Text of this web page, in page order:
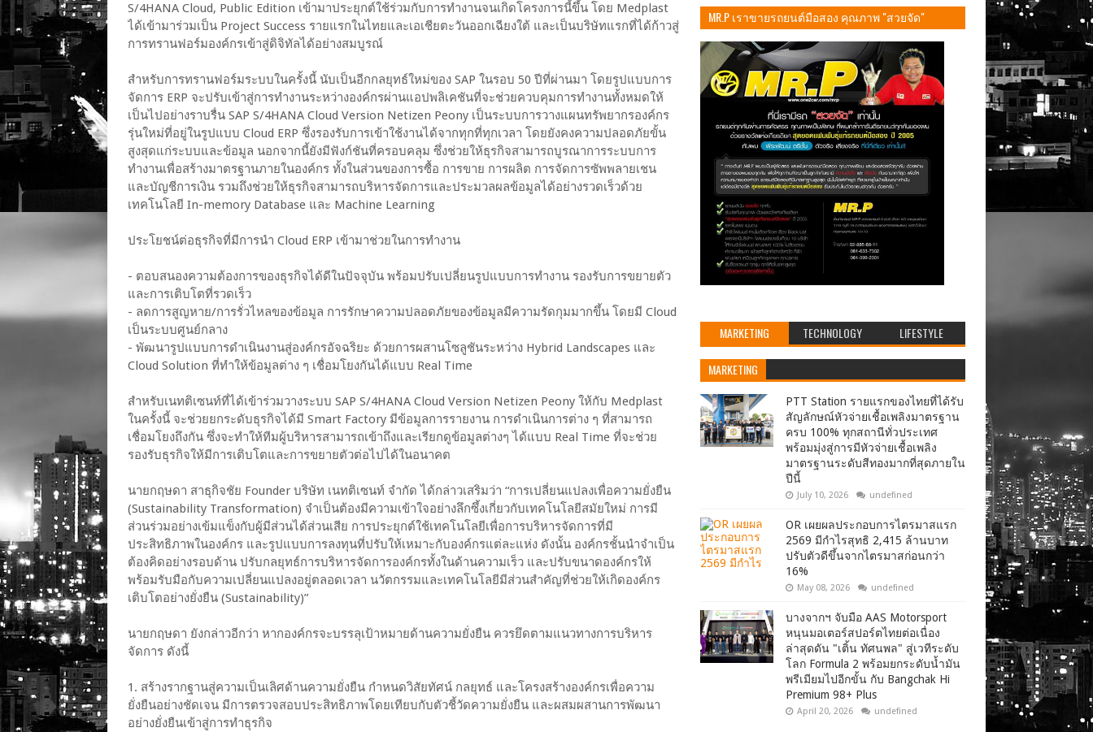
S/4HANA Cloud, Public Edition เข้ามาประยุกต์ใช้ร่วมกับการทำงานจนเกิดโครงการนี้ขึ้น โดย Medplast
ได้เข้ามาร่วมเป็น Project Success รายแรกในไทยและเอเชียตะวันออกเฉียงใต้ และเป็นบริษัทแรกที่ได้ก้าวสู่
การทรานฟอร์มองค์กรเข้าสู่ดิจิทัลได้อย่างสมบูรณ์
สำหรับการทรานฟอร์มระบบในครั้งนี้ นับเป็นอีกกลยุทธ์ใหม่ของ SAP ในรอบ 50 ปีที่ผ่านมา โดยรูปแบบการ
จัดการ ERP จะปรับเข้าสู่การทำงานระหว่างองค์กรผ่านแอปพลิเคชันที่จะช่วยควบคุมการทำงานทั้งหมดให้
เป็นไปอย่างราบรื่น SAP S/4HANA Cloud Version Netizen Peony เป็นระบบการวางแผนทรัพยากรองค์กร
รุ่นใหม่ที่อยู่ในรูปแบบ Cloud ERP ซึ่งรองรับการเข้าใช้งานได้จากทุกที่ทุกเวลา โดยยังคงความปลอดภัยขั้น
สูงสุดแก่ระบบและข้อมูล นอกจากนี้ยังมีฟังก์ชันที่ครอบคลุม ซึ่งช่วยให้ธุรกิจสามารถบูรณาการระบบการ
ทำงานเพื่อสร้างมาตรฐานภายในองค์กร ทั้งในส่วนของการซื้อ การขาย การผลิต การจัดการซัพพลายเชน
และบัญชีการเงิน รวมถึงช่วยให้ธุรกิจสามารถบริหารจัดการและประมวลผลข้อมูลได้อย่างรวดเร็วด้วย
เทคโนโลยี In-memory Database และ Machine Learning
ประโยชน์ต่อธุรกิจที่มีการนำ Cloud ERP เข้ามาช่วยในการทำงาน
- ตอบสนองความต้องการของธุรกิจได้ดีในปัจจุบัน พร้อมปรับเปลี่ยนรูปแบบการทำงาน รองรับการขยายตัว
และการเติบโตที่รวดเร็ว
- ลดการสูญหาย/การรั่วไหลของข้อมูล การรักษาความปลอดภัยของข้อมูลมีความรัดกุมมากขึ้น โดยมี Cloud
เป็นระบบศูนย์กลาง
- พัฒนารูปแบบการดำเนินงานสู่องค์กรอัจฉริยะ ด้วยการผสานโซลูชันระหว่าง Hybrid Landscapes และ
Cloud Solution ที่ทำให้ข้อมูลต่าง ๆ เชื่อมโยงกันได้แบบ Real Time
สำหรับเนทติเซนท์ที่ได้เข้าร่วมวางระบบ SAP S/4HANA Cloud Version Netizen Peony ให้กับ Medplast
ในครั้งนี้ จะช่วยยกระดับธุรกิจได้มี Smart Factory มีข้อมูลการรายงาน การดำเนินการต่าง ๆ ที่สามารถ
เชื่อมโยงถึงกัน ซึ่งจะทำให้ทีมผู้บริหารสามารถเข้าถึงและเรียกดูข้อมูลต่างๆ ได้แบบ Real Time ที่จะช่วย
รองรับธุรกิจให้มีการเติบโตและการขยายตัวต่อไปได้ในอนาคต
นายกฤษดา สาธุกิจชัย Founder บริษัท เนทติเซนท์ จำกัด ได้กล่าวเสริมว่า “การเปลี่ยนแปลงเพื่อความยั่งยืน
(Sustainability Transformation) จำเป็นต้องมีความเข้าใจอย่างลึกซึ้งเกี่ยวกับเทคโนโลยีสมัยใหม่ การมี
ส่วนร่วมอย่างเข้มแข็งกับผู้มีส่วนได้ส่วนเสีย การประยุกต์ใช้เทคโนโลยีเพื่อการบริหารจัดการที่มี
ประสิทธิภาพในองค์กร และรูปแบบการลงทุนที่ปรับให้เหมาะกับองค์กรแต่ละแห่ง ดังนั้น องค์กรชั้นนำจำเป็น
ต้องคิดอย่างรอบด้าน ปรับกลยุทธ์การบริหารจัดการองค์กรทั้งในด้านความเร็ว และปรับขนาดองค์กรให้
พร้อมรับมือกับความเปลี่ยนแปลงอยู่ตลอดเวลา นวัตกรรมและเทคโนโลยีมีส่วนสำคัญที่ช่วยให้เกิดองค์กร
เติบโตอย่างยั่งยืน (Sustainability)”
นายกฤษดา ยังกล่าวอีกว่า หากองค์กรจะบรรลุเป้าหมายด้านความยั่งยืน ควรยึดตามแนวทางการบริหาร
จัดการ ดังนี้
1. สร้างรากฐานสู่ความเป็นเลิศด้านความยั่งยืน กำหนดวิสัยทัศน์ กลยุทธ์ และโครงสร้างองค์กรเพื่อความ
ยั่งยืนอย่างชัดเจน มีการตรวจสอบประสิทธิภาพโดยเทียบกับตัวชี้วัดความยั่งยืน และผสมผสานการพัฒนา
อย่างยั่งยืนเข้าสู่การทำธุรกิจ
MR.P เราขายรถยนต์มือสอง คุณภาพ "สวยจัด"
MARKETING TECHNOLOGY LIFESTYLE
MARKETING
PTT Station รายแรกของไทยที่ได้รับ
สัญลักษณ์หัวจ่ายเชื้อเพลิงมาตรฐาน
ครบ 100% ทุกสถานีทั่วประเทศ
พร้อมมุ่งสู่การมีหัวจ่ายเชื้อเพลิง
มาตรฐานระดับสีทองมากที่สุดภายใน
ปีนี้
July 10, 2026 undefined
OR เผยผลประกอบการไตรมาสแรก
2569 มีกำไรสุทธิ 2,415 ล้านบาท
ปรับตัวดีขึ้นจากไตรมาสก่อนกว่า
16%
May 08, 2026 undefined
บางจากฯ จับมือ AAS Motorsport
หนุนมอเตอร์สปอร์ตไทยต่อเนื่อง
ล่าสุดดัน "เติ้น ทัศนพล" สู่เวทีระดับ
โลก Formula 2 พร้อมยกระดับน้ำมัน
พรีเมียมไปอีกขั้น กับ Bangchak Hi
Premium 98+ Plus
April 20, 2026 undefined